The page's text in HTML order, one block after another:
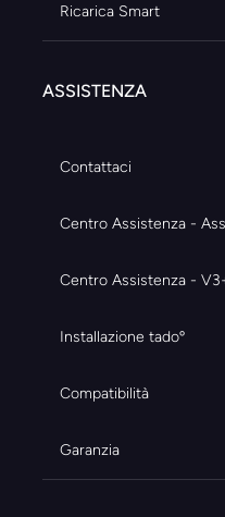
Ricarica Smart
ASSISTENZA
Contattaci
Centro Assistenza -
Centro Assistenza -
Installazione tadoº
Compatibilità
Garanzia